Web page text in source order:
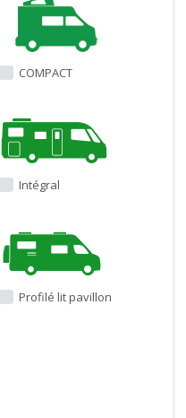
COMPACT
Intégral
Profilé lit pavillon